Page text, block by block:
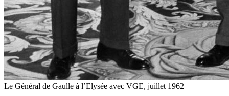
Le Général de Gaulle à l’Elysée avec VGE, juillet 1962